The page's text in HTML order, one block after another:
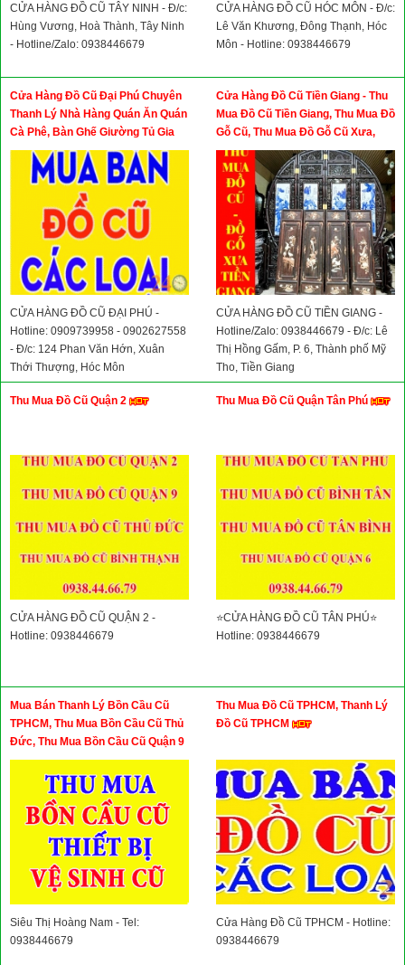
CỬA HÀNG ĐỒ CŨ TÂY NINH - Đ/c:
Hùng Vương, Hoà Thành, Tây Ninh
- Hotline/Zalo: 0938446679
CỬA HÀNG ĐỒ CŨ HÓC MÔN - Đ/c:
Lê Văn Khương, Đông Thạnh, Hóc
Môn - Hotline: 0938446679
Cửa Hàng Đồ Cũ Đại Phú Chuyên
Thanh Lý Nhà Hàng Quán Ăn Quán
Cà Phê, Bàn Ghế Giường Tủ Gia
Đình, Bàn Ghế Đồ Dùng Văn Phòng
CỬA HÀNG ĐỒ CŨ ĐẠI PHÚ -
Hotline: 0909739958 - 0902627558
- Đ/c: 124 Phan Văn Hớn, Xuân
Thới Thượng, Hóc Môn
Cửa Hàng Đồ Cũ Tiền Giang - Thu
Mua Đồ Cũ Tiền Giang, Thu Mua Đồ
Gỗ Cũ, Thu Mua Đồ Gỗ Cũ Xưa,
Thu Mua Đồ Cổ
CỬA HÀNG ĐỒ CŨ TIỀN GIANG -
Hotline/Zalo: 0938446679 - Đ/c: Lê
Thị Hồng Gấm, P. 6, Thành phố Mỹ
Tho, Tiền Giang
Thu Mua Đồ Cũ Quận 2
CỬA HÀNG ĐỒ CŨ QUẬN 2 -
Hotline: 0938446679
Thu Mua Đồ Cũ Quận Tân Phú
⭐CỬA HÀNG ĐỒ CŨ TÂN PHÚ⭐
Hotline: 0938446679
Mua Bán Thanh Lý Bồn Cầu Cũ
TPHCM, Thu Mua Bồn Cầu Cũ Thủ
Đức, Thu Mua Bồn Cầu Cũ Quận 9
Siêu Thị Hoàng Nam - Tel:
0938446679
Thu Mua Đồ Cũ TPHCM, Thanh Lý
Đồ Cũ TPHCM
Cửa Hàng Đồ Cũ TPHCM - Hotline:
0938446679